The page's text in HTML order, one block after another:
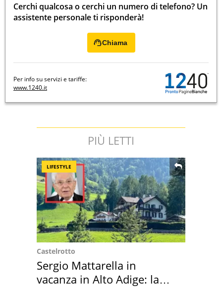
Cerchi qualcosa o cerchi un numero di telefono? Un
assistente personale ti risponderà!
Chiama
Per info su servizi e tariffe:
www.1240.it
PIÙ LETTI
LIFESTYLE
Castelrotto
Sergio Mattarella in
vacanza in Alto Adige: la